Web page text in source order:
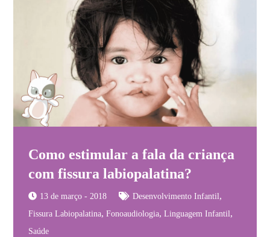
Como estimular a fala da criança
com fissura labiopalatina?
13 de março - 2018 Desenvolvimento Infantil,
Fissura Labiopalatina,Fonoaudiologia,Linguagem Infantil,
Saúde